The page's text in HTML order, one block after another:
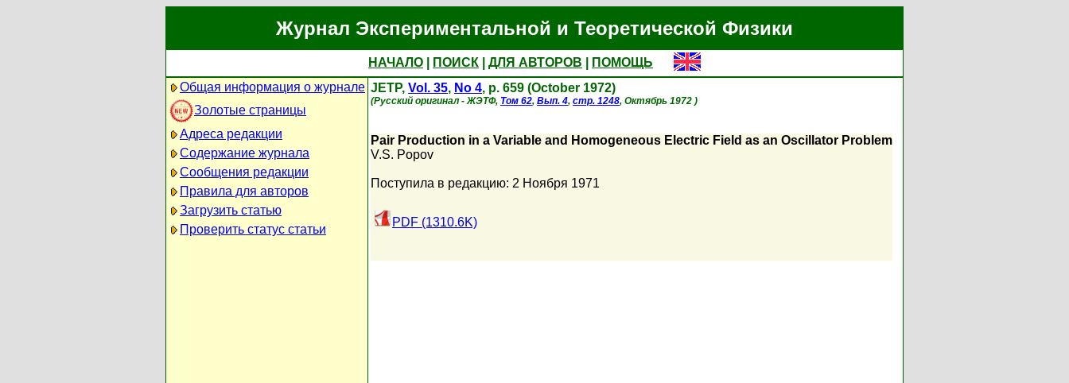
Журнал Экспериментальной и Теоретической Физики
НАЧАЛО ПОИСК ДЛЯ АВТОРОВ
ПОМОЩЬ
Общая информация о журнале
Золотые страницы
Адреса редакции
Содержание журнала
Сообщения редакции
Правила для авторов
Загрузить статью
Проверить статус статьи
JETP, Vol. 35, No 4, p. 659 (October 1972)
(Русский оригинал - ЖЭТФ, Том 62, Вып. 4, стр. 1248, Октябрь 1972 )
Pair Production in a Variable and Homogeneous Electric Field as an Oscillator Problem
V.S. Popov
Поступила в редакцию: 2 Ноября 1971
PDF (1310.6K)